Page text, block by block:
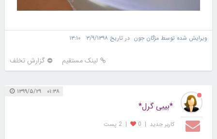
ویرایش شده توسط مژگان جون در تاریخ ۳/۹/۱۳۹۸ ۱۳:۱۰
لینک مستقیم گزارش تخلف
۰۱:۳۸ ۱۳۹۹/۵/۲۹
*بیبی گرل*
کاربر جديد |
0
| 2 پست